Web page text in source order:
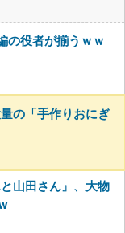
の役者が揃うｗｗ
の「手作りおにぎ
山田さん』、大物